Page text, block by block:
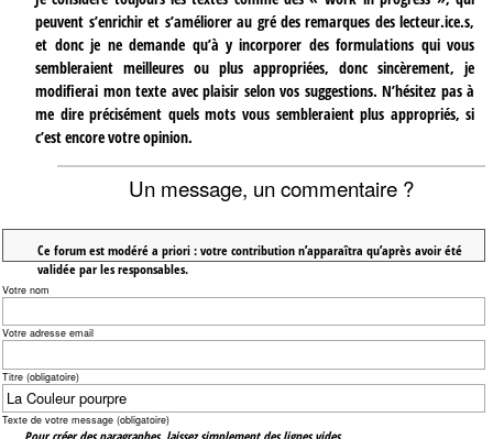
peuvent s’enrichir et s’améliorer au gré des remarques des lecteur.ice.s,
et donc je ne demande qu’à y incorporer des formulations qui vous
sembleraient meilleures ou plus appropriées, donc sincèrement, je
modifierai mon texte avec plaisir selon vos suggestions. N’hésitez pas à
me dire précisément quels mots vous sembleraient plus appropriés, si
c’est encore votre opinion.
Un message, un commentaire ?
Ce forum est modéré a priori : votre contribution n’apparaîtra qu’après avoir été
validée par les responsables.
Votre nom
Votre adresse email
Titre (obligatoire)
Texte de votre message (obligatoire)
Pour créer des paragraphes, laissez simplement des lignes vides.